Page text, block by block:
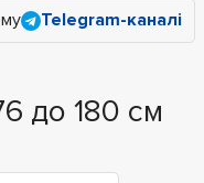
Telegram-каналі
до 180 см